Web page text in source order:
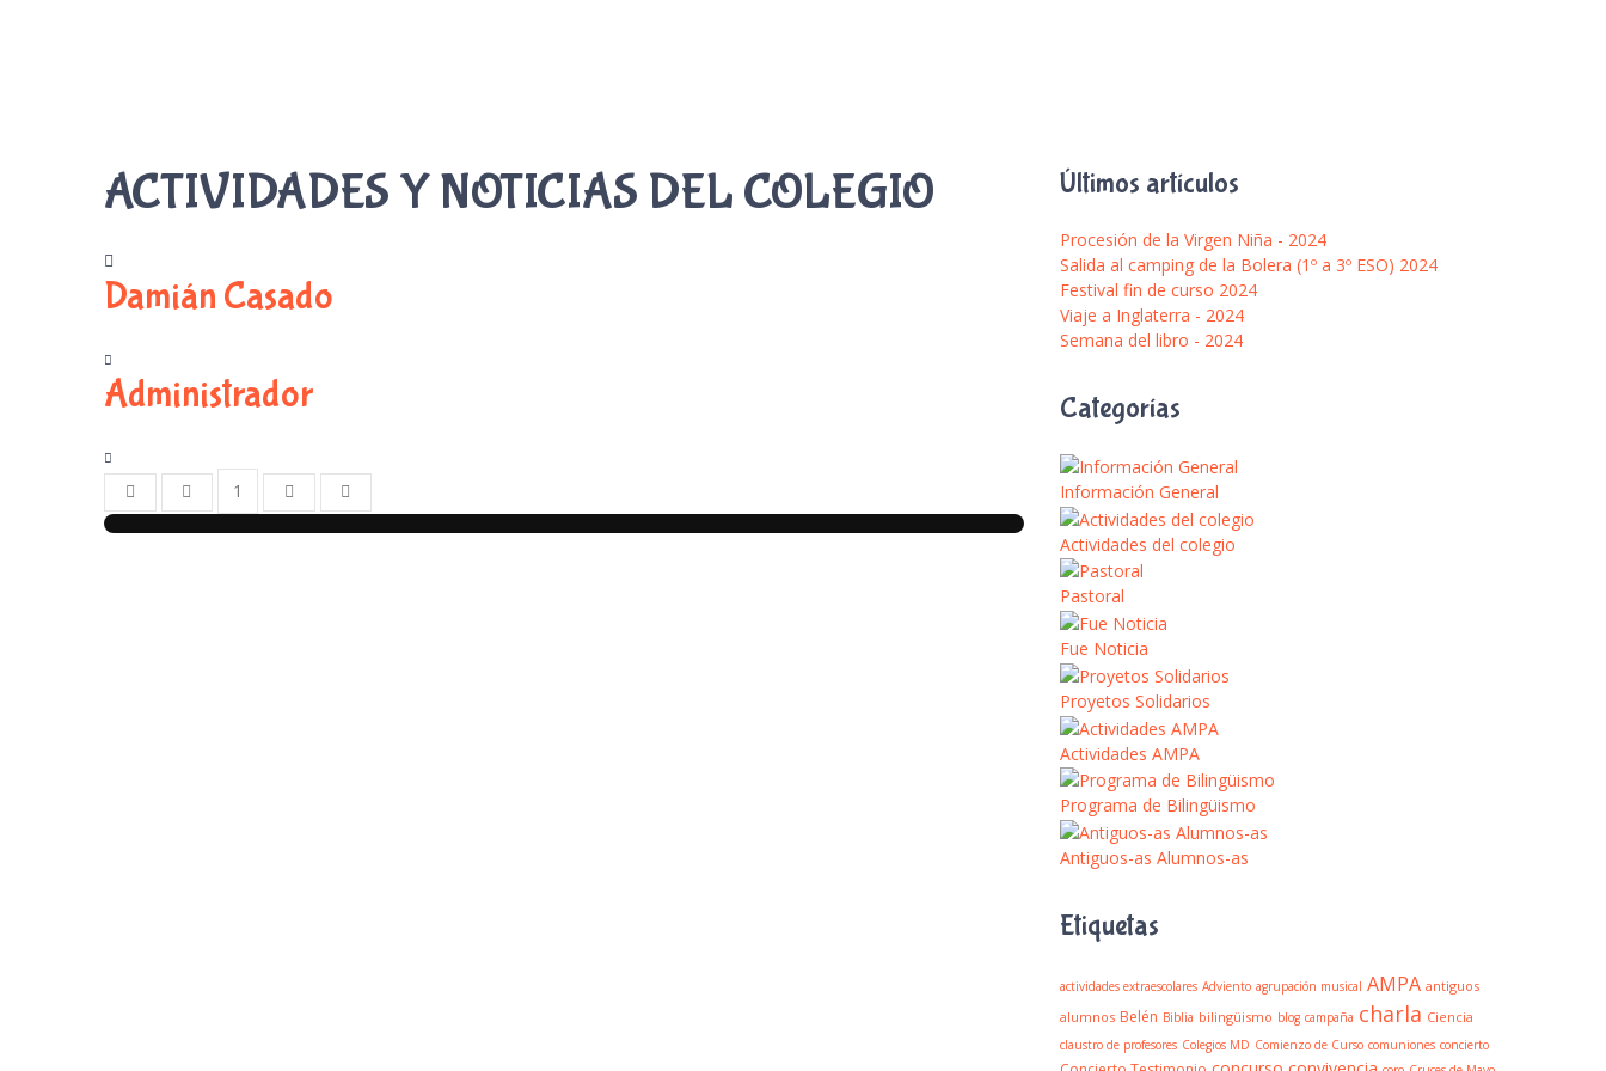
ACTIVIDADES Y NOTICIAS DEL COLEGIO
Damián Casado
Administrador
First PagePrevious Page
1 Next PageLast Page
Últimos artículos
Procesión de la Virgen Niña - 2024
Salida al camping de la Bolera (1º a 3º ESO) 2024
Festival fin de curso 2024
Viaje a Inglaterra - 2024
Semana del libro - 2024
Categorías
Información General
Actividades del colegio
Pastoral
Fue Noticia
Proyetos Solidarios
Actividades AMPA
Programa de Bilingüismo
Antiguos-as Alumnos-as
Etiquetas
actividades extraescolares Adviento agrupación musical AMPA antiguos
alumnos Belén Biblia bilingüismo blog campaña charla Ciencia
claustro de profesores Colegios MD Comienzo de Curso comuniones concierto